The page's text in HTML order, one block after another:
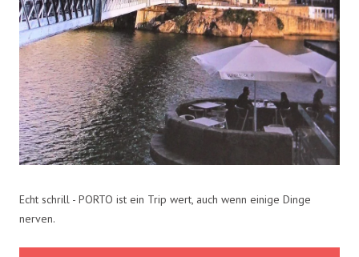
Echt schrill - PORTO ist ein Trip wert, auch wenn einige Dinge
nerven.